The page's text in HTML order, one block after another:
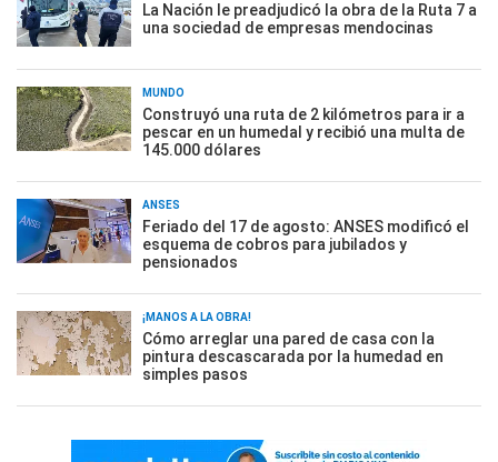
La Nación le preadjudicó la obra de la Ruta 7 a
una sociedad de empresas mendocinas
MUNDO
Construyó una ruta de 2 kilómetros para ir a
pescar en un humedal y recibió una multa de
145.000 dólares
ANSES
Feriado del 17 de agosto: ANSES modificó el
esquema de cobros para jubilados y
pensionados
¡MANOS A LA OBRA!
Cómo arreglar una pared de casa con la
pintura descascarada por la humedad en
simples pasos